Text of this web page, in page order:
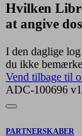
Hvilken
at angive
I den daglige
du ikke
Vend tilbage til
ADC-100696
PARTNERSKABER